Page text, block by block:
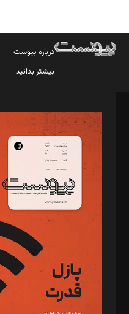
درباره پیوست
بیشتر بدانید
مدیر مسئول: محمدباقر اثنی‌عشری
سردبیر: مهرک محمودی
دبیر تحریریه: میثم قاسمی
د‌بیر ناداستان: سمانه سمیع
د‌بیر خدمت و تجارت: ابوالفضل
د‌بیر حقوق فناوری: حسام‌الدین
د‌بیر پیوست جهان: مینا پاکدل
د‌بیر تحریریه آنلاین: بابک نقاش
تحریریه‌: مجتبی محمود‌ی، آرش
مصطفی مسجدی آرانی، ابوالفضل
رستمی،مصطفی باستان
ویرایش: نگار استاد‌‌آقا